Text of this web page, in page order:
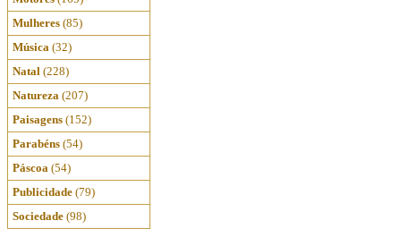
Mulheres (85)
Música (32)
Natal (228)
Natureza (207)
Paisagens (152)
Parabéns (54)
Páscoa (54)
Publicidade (79)
Sociedade (98)